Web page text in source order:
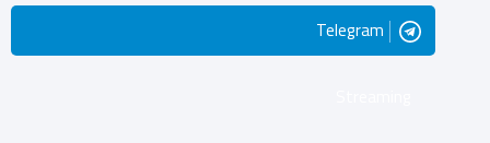
Telegram